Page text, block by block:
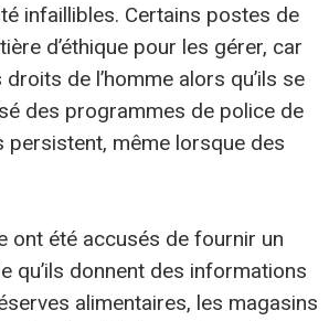
infaillibles. Certains postes de
d’éthique pour les gérer, car
de l’homme alors qu’ils se
des programmes de police de
même lorsque des
ont été accusés de fournir un
qu’ils donnent des informations
alimentaires, les magasins